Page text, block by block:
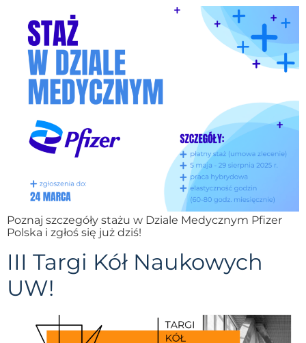
Poznaj szczegóły stażu w Dziale Medycznym Pfizer
Polska i zgłoś się już dziś!
III Targi Kół Naukowych
UW!